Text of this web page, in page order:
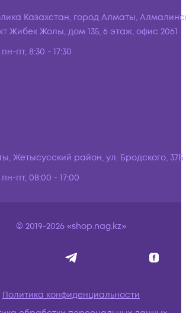
Казахстан, город Алматы,
Жибек Жолы, дом 135, 6 этаж, офис 2061
пн-пт, 8:30 - 17:30
Жетысусский район, ул. Бродского, 37Б
пн-пт, 08:00 - 17:00
© 2019-2026 «shop.nag.kz»
Политика конфиденциальности